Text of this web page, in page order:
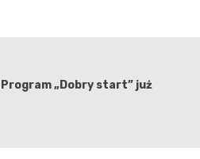
„Dobry start” już